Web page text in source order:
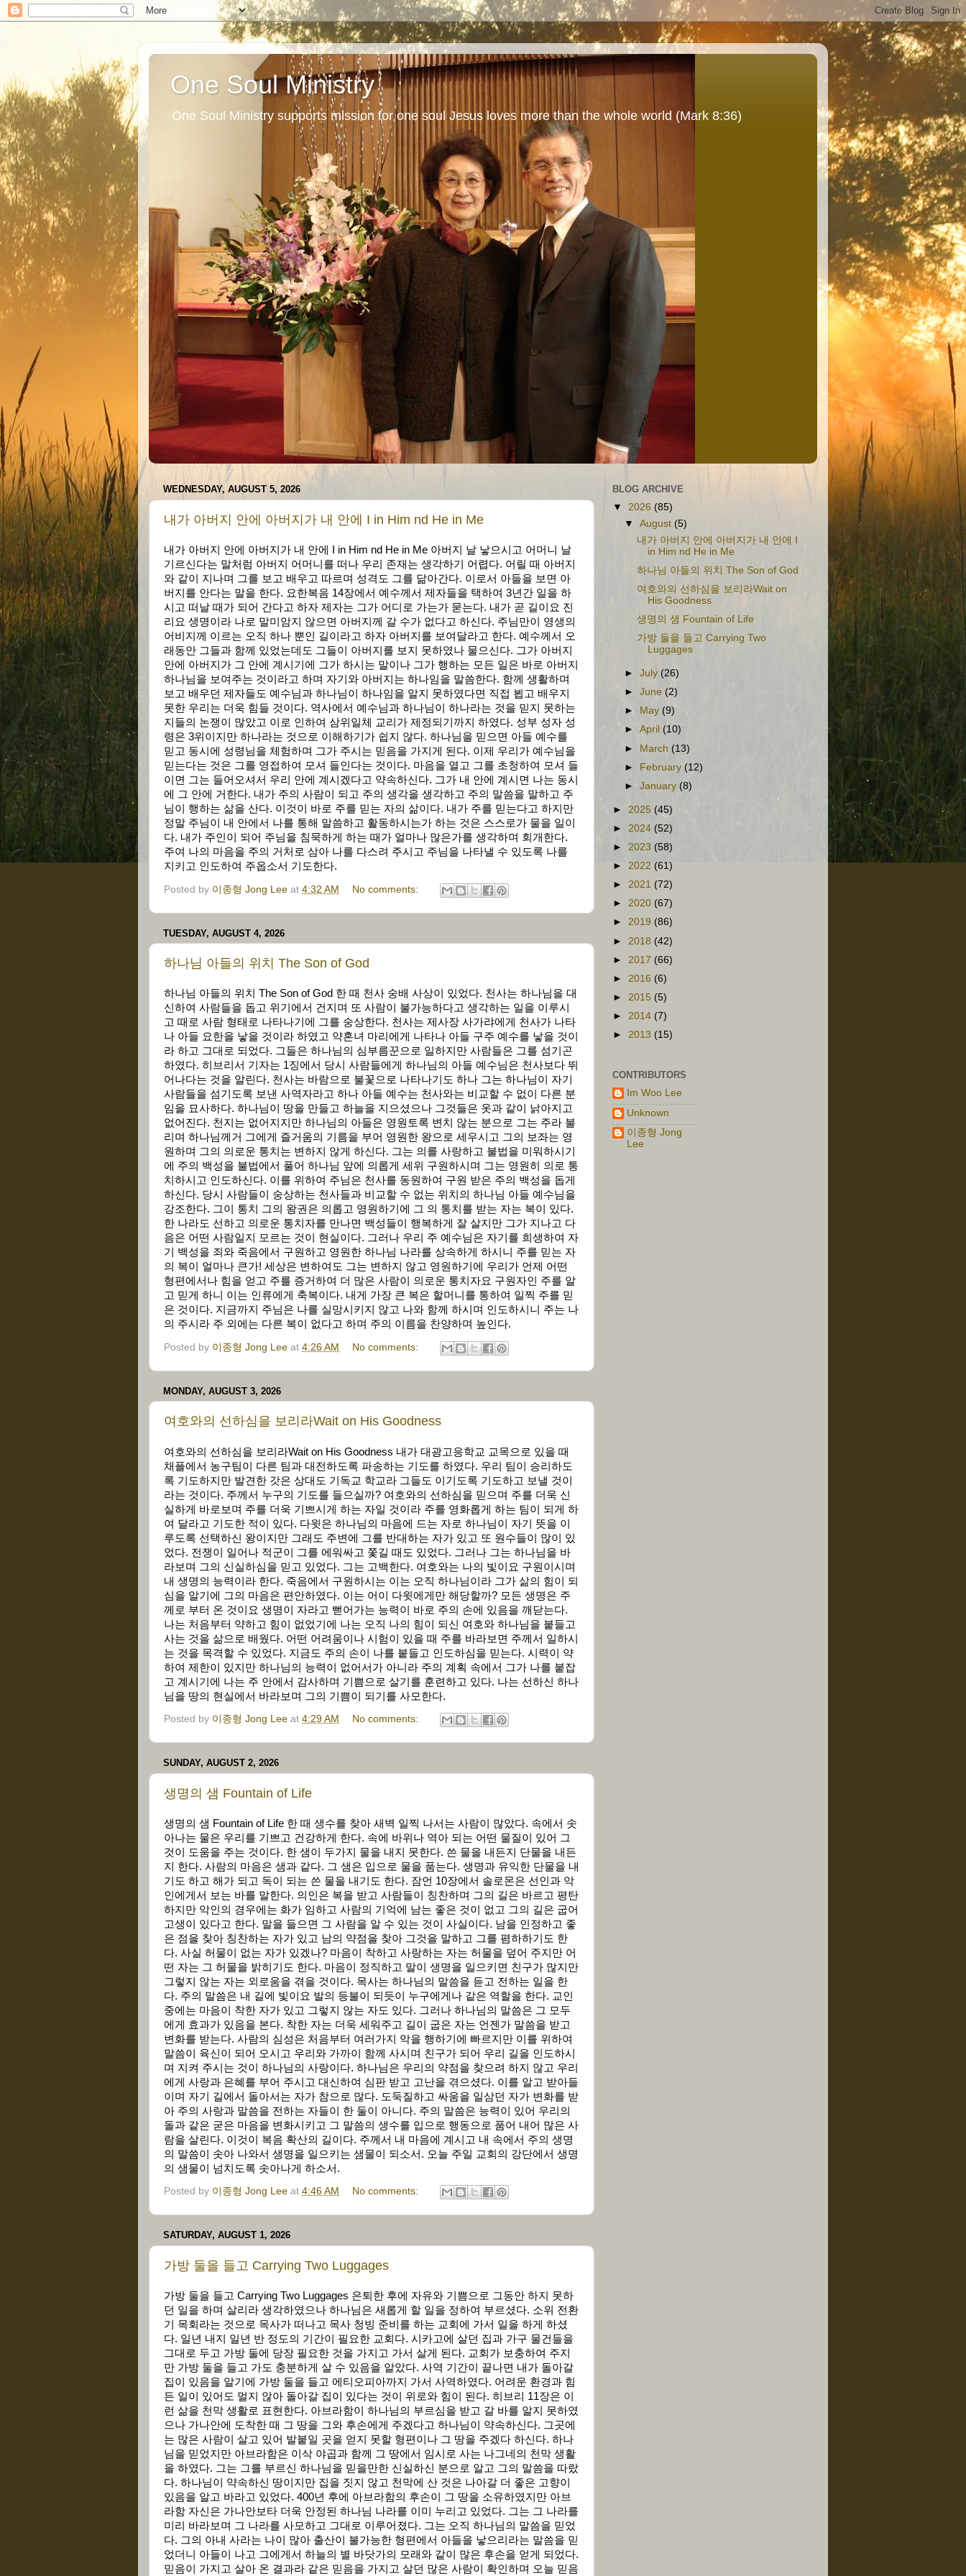
One Soul Ministry
One Soul Ministry supports mission for one soul Jesus loves more than the whole world (Mark 8:36)
WEDNESDAY, AUGUST 5, 2026
내가 아버지 안에 아버지가 내 안에 I in Him nd He in Me
내가 아버지 안에 아버지가 내 안에 I in Him nd He in Me 아버지 날 낳으시고 어머니 날
기르신다는 말처럼 아버지 어머니를 떠나 우리 존재는 생각하기 어렵다. 어릴 때 아버지
와 같이 지나며 그를 보고 배우고 따르며 성격도 그를 닮아간다. 이로서 아들을 보면 아
버지를 안다는 말을 한다. 요한복음 14장에서 예수께서 제자들을 택하여 3년간 일을 하
시고 떠날 때가 되어 간다고 하자 제자는 그가 어디로 가는가 묻는다. 내가 곧 길이요 진
리요 생명이라 나로 말미암지 않으면 아버지께 갈 수가 없다고 하신다. 주님만이 영생의
어비지께 이르는 오직 하나 뿐인 길이라고 하자 아버지를 보여달라고 한다. 예수께서 오
래동안 그들과 함께 있었는데도 그들이 아버지를 보지 못하였나 물으신다. 그가 아버지
안에 아버지가 그 안에 계시기에 그가 하시는 말이나 그가 행하는 모든 일은 바로 아버지
하나님을 보여주는 것이라고 하며 자기와 아버지는 하나임을 말씀한다. 함께 생활하며
보고 배우던 제자들도 예수님과 하나님이 하나임을 알지 못하였다면 직접 뵙고 배우지
못한 우리는 더욱 힘들 것이다. 역사에서 예수님과 하나님이 하나라는 것을 믿지 못하는
지들의 논쟁이 많았고 이로 인하여 삼위일체 교리가 제정되기까지 하였다. 성부 성자 성
령은 3위이지만 하나라는 것으로 이해하기가 쉽지 않다. 하나님을 믿으면 아들 예수를
믿고 동시에 성령님을 체험하며 그가 주시는 믿음을 가지게 된다. 이제 우리가 예수님을
믿는다는 것은 그를 영접하여 모셔 들인다는 것이다. 마음을 열고 그를 초청하여 모셔 들
이면 그는 들어오셔서 우리 안에 계시겠다고 약속하신다. 그가 내 안에 계시면 나는 동시
에 그 안에 거한다. 내가 주의 사람이 되고 주의 생각을 생각하고 주의 말씀을 말하고 주
님이 행하는 삶을 산다. 이것이 바로 주를 믿는 자의 삶이다. 내가 주를 믿는다고 하지만
정말 주님이 내 안에서 나를 통해 말씀하고 활동하시는가 하는 것은 스스로가 물을 일이
다. 내가 주인이 되어 주님을 침묵하게 하는 때가 얼마나 많은가를 생각하며 회개한다.
주여 나의 마음을 주의 거처로 삼아 나를 다스려 주시고 주님을 나타낼 수 있도록 나를
지키고 인도하여 주옵소서 기도한다.
Posted by 이종형 Jong Lee at 4:32 AM No comments:
TUESDAY, AUGUST 4, 2026
하나님 아들의 위치 The Son of God
하나님 아들의 위치 The Son of God 한 때 천사 숭배 사상이 있었다. 천사는 하나님을 대
신하여 사람들을 돕고 위기에서 건지며 또 사람이 불가능하다고 생각하는 일을 이루시
고 때로 사람 형태로 나타나기에 그를 숭상한다. 천사는 제사장 사가랴에게 천사가 나타
나 아들 요한을 낳을 것이라 하였고 약혼녀 마리에게 나타나 아들 구주 예수를 낳을 것이
라 하고 그대로 되었다. 그들은 하나님의 심부름꾼으로 일하지만 사람들은 그를 섬기곤
하였다. 히브리서 기자는 1징에서 당시 사람들에게 하나님의 아들 예수님은 천사보다 뛰
어나다는 것을 알린다. 천사는 바람으로 불꽃으로 나타나기도 하나 그는 하나님이 자기
사람들을 섬기도록 보낸 사역자라고 하나 아들 예수는 천사와는 비교할 수 없이 다른 분
임을 묘사하다. 하나님이 땅을 만들고 하늘을 지으셨으나 그것들은 옷과 같이 낡아지고
없어진다. 천지는 없어지지만 하나님의 아들은 영원토록 변치 않는 분으로 그는 주라 불
리며 하나님께거 그에게 즐거움의 기름을 부어 영원한 왕으로 세우시고 그의 보좌는 영
원하며 그의 의로운 통치는 변하지 않게 하신다. 그는 의를 사랑하고 불법을 미워하시기
에 주의 백성을 불법에서 풀어 하나님 앞에 의롭게 세위 구원하시며 그는 영원히 의로 통
치하시고 인도하신다. 이를 위하여 주님은 천사를 동원하여 구원 받은 주의 백성을 돕게
하신다. 당시 사람들이 숭상하는 천사들과 비교할 수 없는 위치의 하나님 아들 예수님을
강조한다. 그이 통치 그의 왕권은 의롭고 영원하기에 그 의 통치를 받는 자는 복이 있다.
한 나라도 선하고 의로운 통치자를 만나면 백성들이 행복하게 잘 살지만 그가 지나고 다
음은 어떤 사람일지 모르는 것이 현실이다. 그러나 우리 주 예수님은 자기를 희생하여 자
기 백성을 죄와 죽음에서 구원하고 영원한 하나님 나라를 상속하게 하시니 주를 믿는 자
의 복이 얼마나 큰가! 세상은 변하여도 그는 변하지 않고 영원하기에 우리가 언제 어떤
형편에서나 힘을 얻고 주를 증거하여 더 많은 사람이 의로운 통치자요 구원자인 주를 알
고 믿게 하니 이는 인류에게 축복이다. 내게 가장 큰 복은 할머니를 통하여 일찍 주를 믿
은 것이다. 지금까지 주님은 나를 실망시키지 않고 나와 함께 하시며 인도하시니 주는 나
의 주시라 주 외에는 다른 복이 없다고 하며 주의 이름을 찬양하며 높인다.
Posted by 이종형 Jong Lee at 4:26 AM No comments:
MONDAY, AUGUST 3, 2026
여호와의 선하심을 보리라Wait on His Goodness
여호와의 선하심을 보리라Wait on His Goodness 내가 대광고응학교 교목으로 있을 때
채플에서 농구팀이 다른 팀과 대전하도록 파송하는 기도를 하였다. 우리 팀이 승리하도
록 기도하지만 발견한 갓은 상대도 기독교 학교라 그들도 이기도록 기도하고 보낼 것이
라는 것이다. 주께서 누구의 기도를 들으실까? 여호와의 선하심을 믿으며 주를 더욱 신
실하게 바로보며 주를 더욱 기쁘시게 하는 자일 것이라 주를 영화롭게 하는 팀이 되게 하
여 달라고 기도한 적이 있다. 다윗은 하나님의 마음에 드는 자로 하나님이 자기 뜻을 이
루도록 선택하신 왕이지만 그래도 주변에 그를 반대하는 자가 있고 또 원수들이 많이 있
었다. 전쟁이 일어나 적군이 그를 에워싸고 쫓길 때도 있었다. 그러나 그는 하나님을 바
라보며 그의 신실하심을 믿고 있었다. 그는 고백한다. 여호와는 나의 빛이요 구원이시며
내 생명의 능력이라 한다. 죽음에서 구원하시는 이는 오직 하나님이라 그가 삶의 힘이 되
심을 알기에 그의 마음은 편안하였다. 이는 어이 다윗에게만 해당할까? 모든 생명은 주
께로 부터 온 것이요 생명이 자라고 뻗어가는 능력이 바로 주의 손에 있음을 깨닫는다.
나는 처음부터 약하고 힘이 없었기에 나는 오직 나의 힘이 되신 여호와 하나님을 붙들고
사는 것을 삶으로 배웠다. 어떤 어려움이나 시험이 있을 때 주를 바라보면 주께서 일하시
는 것을 목격할 수 있었다. 지금도 주의 손이 나를 붙들고 인도하심을 믿는다. 시력이 약
하여 제한이 있지만 하나님의 능력이 없어서가 아니라 주의 계획 속에서 그가 나를 붙잡
고 계시기에 나는 주 안에서 감사하며 기쁨으로 살기를 훈련하고 있다. 나는 선하신 하나
님을 땅의 현실에서 바라보며 그의 기쁨이 되기를 사모한다.
Posted by 이종형 Jong Lee at 4:29 AM No comments:
SUNDAY, AUGUST 2, 2026
생명의 샘 Fountain of Life
생명의 샘 Fountain of Life 한 때 생수를 찾아 새벽 일찍 나서는 사람이 많았다. 속에서 솟
아나는 물은 우리를 기쁘고 건강하게 한다. 속에 바위나 역아 되는 어떤 물질이 있어 그
것이 도움을 주는 것이다. 한 샘이 두가지 물을 내지 못한다. 쓴 물을 내든지 단물을 내든
지 한다. 사람의 마음은 샘과 같다. 그 샘은 입으로 물을 품는다. 생명과 유익한 단물을 내
기도 하고 해가 되고 독이 되는 쓴 물을 내기도 한다. 잠언 10장에서 솔로몬은 선인과 악
인에게서 보는 바를 말한다. 의인은 복을 받고 사람들이 칭찬하며 그의 길은 바르고 평탄
하지만 악인의 경우에는 화가 임하고 사람의 기억에 남는 좋은 것이 없고 그의 길은 굽어
고생이 있다고 한다. 말을 들으면 그 사람을 알 수 있는 것이 사실이다. 남을 인정하고 좋
은 점을 찾아 칭찬하는 자가 있고 남의 약점을 찾아 그것을 말하고 그를 폄하하기도 한
다. 사실 허물이 없는 자가 있겠나? 마음이 착하고 사랑하는 자는 허물을 덮어 주지만 어
떤 자는 그 허물을 밝히기도 한다. 마음이 정직하고 말이 생명을 일으키면 친구가 많지만
그렇지 않는 자는 외로움을 겪을 것이다. 목사는 하나님의 말씀을 듣고 전하는 일을 한
다. 주의 말씀은 내 길에 빛이요 발의 등불이 되듯이 누구에게나 같은 역할을 한다. 교인
중에는 마음이 착한 자가 있고 그렇지 않는 자도 있다. 그러나 하나님의 말씀은 그 모두
에게 효과가 있음을 본다. 착한 자는 더욱 세워주고 길이 굽은 자는 언젠가 말씀을 받고
변화를 받는다. 사람의 심성은 처음부터 여러가지 악을 행하기에 빠르지만 이를 위하여
말씀이 육신이 되어 오시고 우리와 가까이 함께 사시며 친구가 되어 우리 길을 인도하시
며 지켜 주시는 것이 하나님의 사랑이다. 하나님은 우리의 약점을 찾으려 하지 않고 우리
에게 사랑과 은혜를 부어 주시고 대신하여 심판 받고 고난을 겪으셨다. 이를 알고 받아들
이며 자기 길에서 돌아서는 자가 참으로 많다. 도둑질하고 싸움을 일삼던 자가 변화를 받
아 주의 사랑과 말씀을 전하는 자들이 한 둘이 아니다. 주의 말씀은 능력이 있어 우리의
돌과 같은 굳은 마음을 변화시키고 그 말씀의 생수를 입으로 행동으로 품어 내어 많은 사
람을 살린다. 이것이 복음 확산의 길이다. 주께서 내 마음에 계시고 내 속에서 주의 생명
의 말씀이 솟아 나와서 생명을 일으키는 샘물이 되소서. 오늘 주일 교회의 강단에서 생명
의 샘물이 넘치도록 솟아나게 하소서.
Posted by 이종형 Jong Lee at 4:46 AM No comments:
SATURDAY, AUGUST 1, 2026
가방 둘을 들고 Carrying Two Luggages
가방 둘을 들고 Carrying Two Luggages 은퇴한 후에 자유와 기쁨으로 그동안 하지 못하
던 일을 하며 살리라 생각하였으나 하나님은 새롭게 할 일을 정하여 부르셨다. 소위 전환
기 목회라는 것으로 목사가 떠나고 목사 청빙 준비를 하는 교회에 가서 일을 하게 하셨
다. 일년 내지 일년 반 정도의 기간이 필요한 교회다. 시카고에 살던 집과 가구 물건들을
그대로 두고 가방 둘에 당장 필요한 것을 가지고 가서 살게 된다. 교회가 보충하여 주지
만 가방 둘을 들고 가도 충분하게 살 수 있음을 알았다. 사역 기간이 끝나면 내가 돌아갈
집이 있음을 알기에 가방 둘을 들고 에티오피아까지 가서 사역하였다. 어려운 환경과 힘
든 일이 있어도 멀지 않아 돌아갈 집이 있다는 것이 위로와 힘이 된다. 히브리 11장은 이
런 삶을 천막 생활로 표현한다. 아브라함이 하나님의 부르심을 받고 갈 바를 알지 못하였
으나 가나안에 도착한 때 그 땅을 그와 후손에게 주겠다고 하나님이 약속하신다. 그곳에
는 많은 사람이 살고 있어 발붙일 곳을 얻지 못할 형편이나 그 땅을 주겠다 하신다. 하나
님을 믿었지만 아브라함은 이삭 야곱과 함께 그 땅에서 임시로 사는 나그네의 천막 생활
을 하였다. 그는 그를 부르신 하나님을 믿을만한 신실하신 분으로 알고 그의 말씀을 따랐
다. 하나님이 약속하신 땅이지만 집을 짓지 않고 천막에 산 것은 나아갈 더 좋은 고향이
있음을 알고 바라고 있었다. 400년 후에 아브라함의 후손이 그 땅을 소유하였지만 아브
라함 자신은 가나안보타 더욱 안정된 하나님 나라를 이미 누리고 있었다. 그는 그 나라를
미리 바라보며 그 나라를 사모하고 그대로 이루어졌다. 그는 오직 하나님의 말씀을 믿었
다. 그의 아내 사라는 나이 많아 출산이 불가능한 형편에서 아들을 낳으리라는 말씀을 믿
었더니 아들이 나고 그에게서 하늘의 별 바닷가의 모래와 같이 많은 후손을 얻게 되었다.
믿음이 가지고 살아 온 결과라 같은 믿음을 가지고 살던 많은 사람이 확인하며 오늘 믿음
BLOG ARCHIVE
▼ 2026 (85)
▼August(5)
내가 아버지 안에 아버지가 내 안에 I
in Him nd He in Me
하나님 아들의 위치 The Son of God
여호와의 선하심을 보리라Wait on
His Goodness
생명의 샘 Fountain of Life
가방 둘을 들고 Carrying Two
Luggages
►July(26)
►June (2)
►
May(9)
►April (10)
► March (13)
► February(12)
►January (8)
► 2025 (45)
► 2024 (52)
► 2023 (58)
► 2022 (61)
► 2021 (72)
► 2020 (67)
► 2019 (86)
► 2018 (42)
► 2017 (66)
► 2016 (6)
► 2015 (5)
► 2014 (7)
► 2013 (15)
CONTRIBUTORS
Im Woo Lee
Unknown
이종형 Jong
Lee